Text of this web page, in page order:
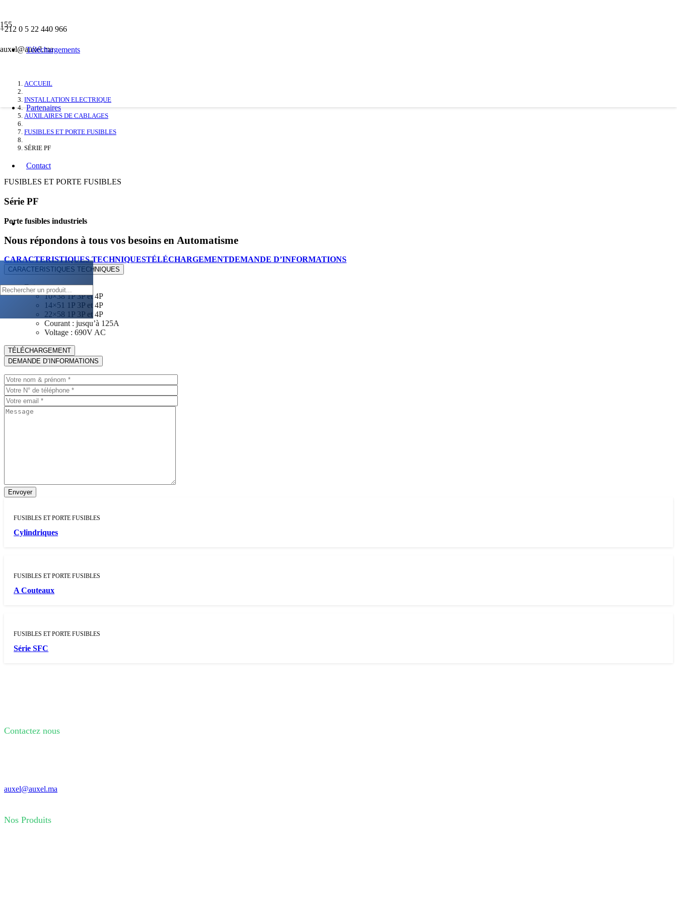
+212 0 5 22 440 966
auxel@auxel.maTéléchargements
Partenaires
Contact
FUSIBLES ET PORTE FUSIBLES
SÉRIE PF
ACCUEIL
INSTALLATION ELECTRIQUE
AUXILAIRES DE CABLAGES
FUSIBLES ET PORTE FUSIBLES
SÉRIE PF
FUSIBLES ET PORTE FUSIBLES
Série PF
Porte fusibles industriels
Nous répondons à tous vos besoins en Automatisme
CARACTERISTIQUES TECHNIQUESTÉLÉCHARGEMENTDEMANDE D’INFORMATIONS
CARACTERISTIQUES TECHNIQUES
Existent en :
10×38 1P 3P et 4P
14×51 1P 3P et 4P
22×58 1P 3P et 4P
Courant : jusqu’à 125A
Voltage : 690V AC
TÉLÉCHARGEMENT
DEMANDE D’INFORMATIONS
FUSIBLES ET PORTE FUSIBLES
Cylindriques
FUSIBLES ET PORTE FUSIBLES
A Couteaux
FUSIBLES ET PORTE FUSIBLES
Série SFC
Contactez nous
auxel@auxel.ma
Nos Produits